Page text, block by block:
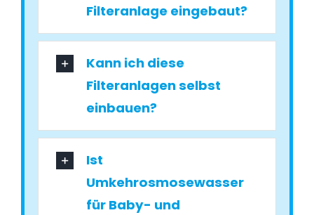
Filteranlage eingebaut?
Kann ich diese
Filteranlagen selbst
einbauen?
Ist
Umkehrosmosewasser
für Baby- und